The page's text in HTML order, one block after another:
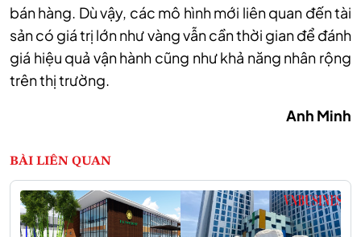
bán hàng. Dù vậy, các mô hình mới liên quan đến tài
sản có giá trị lớn như vàng vẫn cần thời gian để đánh
giá hiệu quả vận hành cũng như khả năng nhân rộng
trên thị trường.
Anh Minh
BÀI LIÊN QUAN